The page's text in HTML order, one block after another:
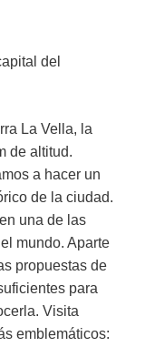
del
La Vella, la
de altitud.
a hacer un
de la ciudad.
una de las
mundo. Aparte
propuestas de
para
Visita
emblemáticos: